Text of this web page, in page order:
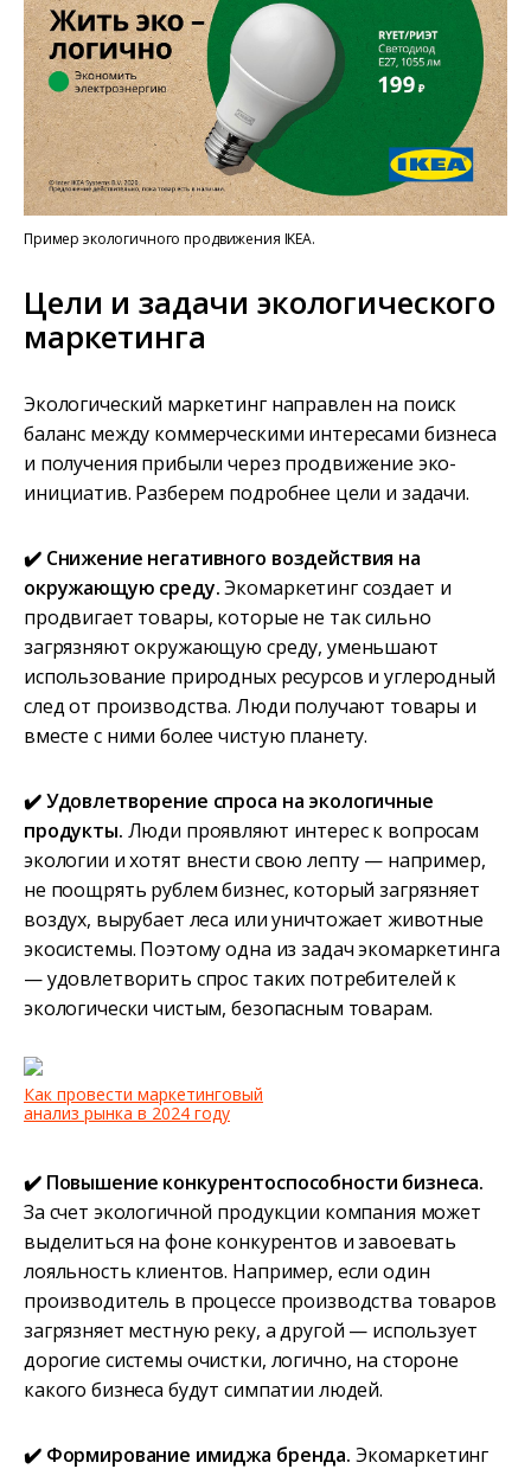
Пример экологичного продвижения IKEA.
Цели и задачи экологического
маркетинга
Экологический маркетинг направлен на поиск
баланс между коммерческими интересами бизнеса
и получения прибыли через продвижение эко-
инициатив. Разберем подробнее цели и задачи.
✔️ Снижение негативного воздействия на
окружающую среду.Экомаркетинг создает и
продвигает товары, которые не так сильно
загрязняют окружающую среду, уменьшают
использование природных ресурсов и углеродный
след от производства. Люди получают товары и
вместе с ними более чистую планету.
✔️ Удовлетворение спроса на экологичные
продукты. Люди проявляют интерес к вопросам
экологии и хотят внести свою лепту — например,
не поощрять рублем бизнес, который загрязняет
воздух, вырубает леса или уничтожает животные
экосистемы. Поэтому одна из задач экомаркетинга
— удовлетворить спрос таких потребителей к
экологически чистым, безопасным товарам.
Как провести маркетинговый
анализ рынка в 2024 году
✔️ Повышение конкурентоспособности бизнеса.
За счет экологичной продукции компания может
выделиться на фоне конкурентов и завоевать
лояльность клиентов. Например, если один
производитель в процессе производства товаров
загрязняет местную реку, а другой — использует
дорогие системы очистки, логично, на стороне
какого бизнеса будут симпатии людей.
✔️ Формирование имиджа бренда. Экомаркетинг